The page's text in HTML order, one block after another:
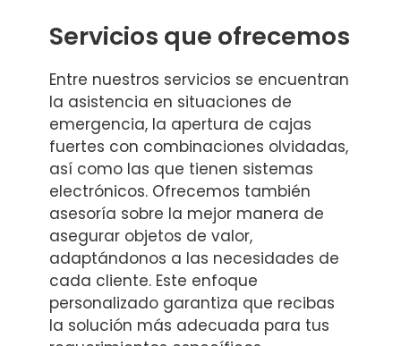
Servicios que ofrecemos
Entre nuestros servicios se encuentran
la asistencia en situaciones de
emergencia, la apertura de cajas
fuertes con combinaciones olvidadas,
así como las que tienen sistemas
electrónicos. Ofrecemos también
asesoría sobre la mejor manera de
asegurar objetos de valor,
adaptándonos a las necesidades de
cada cliente. Este enfoque
personalizado garantiza que recibas
la solución más adecuada para tus